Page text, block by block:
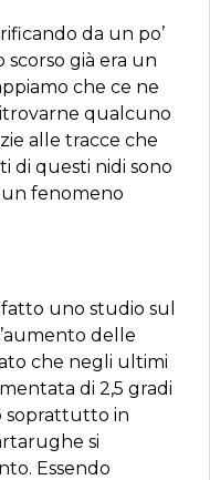
da un po’
scorso già era un
che ce ne
qualcuno
alle tracce che
di questi nidi sono
un fenomeno
uno studio sul
delle
che negli ultimi
di 2,5 gradi
soprattutto in
si
Essendo